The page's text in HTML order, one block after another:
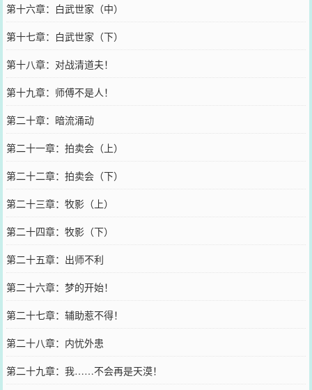
第十六章：白武世家（中）
第十七章：白武世家（下）
第十八章：对战清道夫！
第十九章：师傅不是人！
第二十章：暗流涌动
第二十一章：拍卖会（上）
第二十二章：拍卖会（下）
第二十三章：牧影（上）
第二十四章：牧影（下）
第二十五章：出师不利
第二十六章：梦的开始！
第二十七章：辅助惹不得！
第二十八章：内忧外患
第二十九章：我……不会再是天漠！